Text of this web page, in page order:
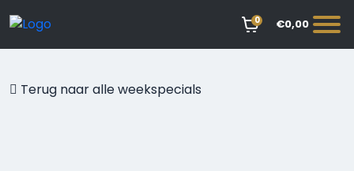
0 €0,00
Terug naar alle weekspecials